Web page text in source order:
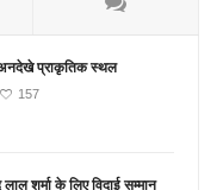
अनदेखे प्राकृतिक स्थल
157
शर्मा के लिए विदाई सम्मान